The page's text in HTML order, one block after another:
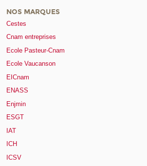
NOS MARQUES
Cestes
Cnam entreprises
Ecole Pasteur-Cnam
Ecole Vaucanson
EICnam
ENASS
Enjmin
ESGT
IAT
ICH
ICSV